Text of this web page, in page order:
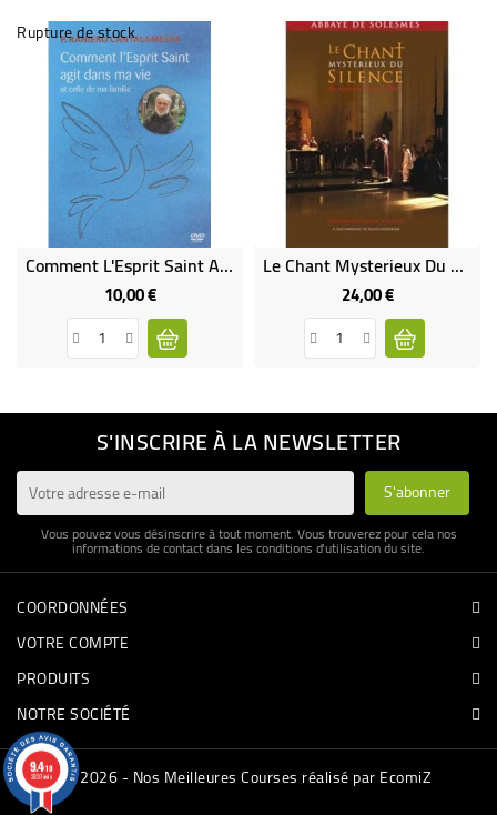
Rupture de stock
Comment L'Esprit Saint Agit Dans Ma Vie (Occasion)
10,00 €Prix
Le Chant Mysterieux Du Silence (DVD Occasion)
24,00 €Prix
S'INSCRIRE À LA NEWSLETTER
Vous pouvez vous désinscrire à tout moment. Vous trouverez pour cela nos
informations de contact dans les conditions d'utilisation du site.
COORDONNÉES
VOTRE COMPTE
PRODUITS
NOTRE SOCIÉTÉ
© 2026 - Nos Meilleures Courses réalisé par EcomiZ
9.4/10
3337 avis